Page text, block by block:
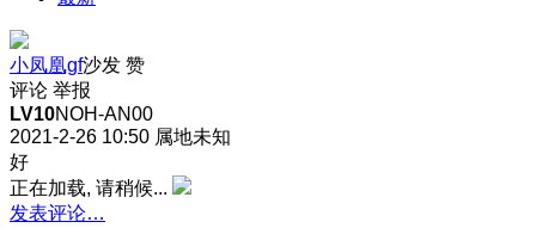
小凤凰gf沙发 赞
评论 举报
LV10NOH-AN00
2021-2-26 10:50 属地未知
好
正在加载, 请稍候...
发表评论…